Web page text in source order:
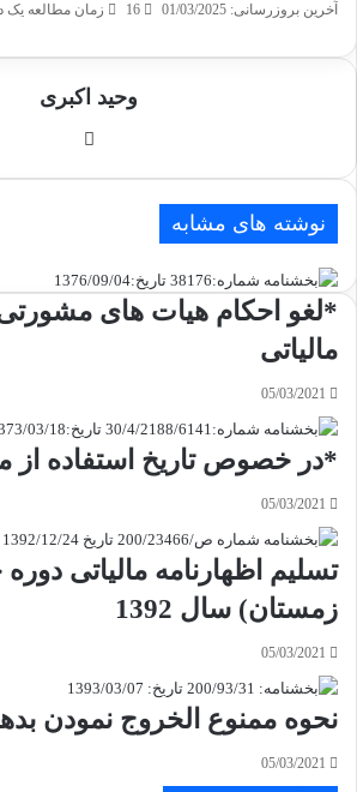
آخرین بروزرسانی: 01/03/2025 16 زمان مطالعه یک
وحید اکبری
نوشته های مشابه
*لغو احکام هیات های
مالیاتی
05/03/2021
*در خصوص تاریخ استفاده از
05/03/2021
تسلیم اظهارنامه مالیاتی
زمستان) سال 1392
05/03/2021
نحوه ممنوع الخروج نمودن
05/03/2021